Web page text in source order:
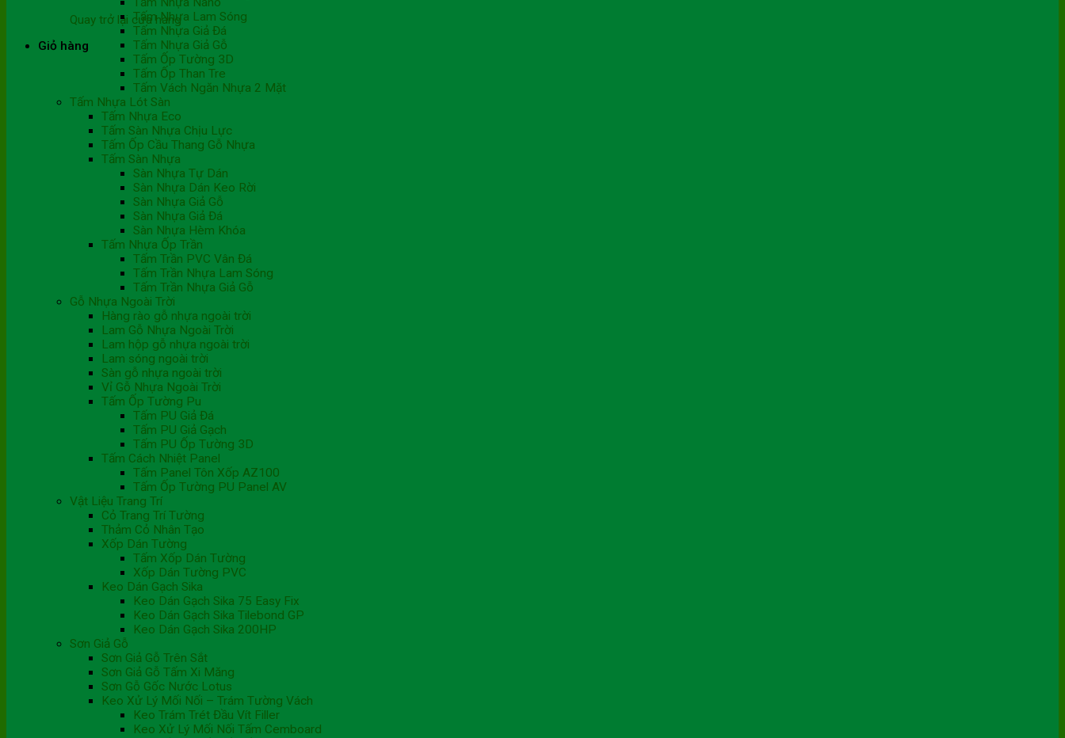
Quay trở lại cửa hàng
Giỏ hàng
Tấm Nhựa Lam Sóng
Tấm Nhựa Giả Đá
Tấm Nhựa Giả Gỗ
Tấm Ốp Tường 3D
Tấm Ốp Than Tre
Tấm Vách Ngăn Nhựa 2 Mặt
Tấm Nhựa Lót Sàn
Tấm Nhựa Eco
Tấm Sàn Nhựa Chịu Lực
Tấm Ốp Cầu Thang Gỗ Nhựa
Tấm Sàn Nhựa
Sàn Nhựa Tự Dán
Sàn Nhựa Dán Keo Rời
Sàn Nhựa Giả Gỗ
Sàn Nhựa Giả Đá
Sàn Nhựa Hèm Khóa
Tấm Nhựa Ốp Trần
Tấm Trần PVC Vân Đá
Tấm Trần Nhựa Lam Sóng
Tấm Trần Nhựa Giả Gỗ
Gỗ Nhựa Ngoài Trời
Hàng rào gỗ nhựa ngoài trời
Lam Gỗ Nhựa Ngoài Trời
Lam hộp gỗ nhựa ngoài trời
Lam sóng ngoài trời
Sàn gỗ nhựa ngoài trời
Vỉ Gỗ Nhựa Ngoài Trời
Tấm Ốp Tường Pu
Tấm PU Giả Đá
Tấm PU Giả Gạch
Tấm PU Ốp Tường 3D
Tấm Cách Nhiệt Panel
Tấm Panel Tôn Xốp AZ100
Tấm Ốp Tường PU Panel AV
Vật Liệu Trang Trí
Cỏ Trang Trí Tường
Thảm Cỏ Nhân Tạo
Xốp Dán Tường
Tấm Xốp Dán Tường
Xốp Dán Tường PVC
Keo Dán Gạch Sika
Keo Dán Gạch Sika 75 Easy Fix
Keo Dán Gạch Sika Tilebond GP
Keo Dán Gạch Sika 200HP
Sơn Giả Gỗ
Sơn Giả Gỗ Trên Sắt
Sơn Giả Gỗ Tấm Xi Măng
Sơn Gỗ Gốc Nước Lotus
Keo Xử Lý Mối Nối – Trám Tường Vách
Keo Trám Trét Đầu Vít Filler
Keo Xử Lý Mối Nối Tấm Cemboard